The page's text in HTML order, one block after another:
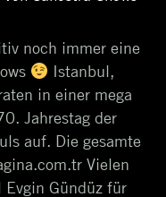
noch immer eine
Istanbul,
in einer mega
Jahrestag der
auf. Die gesamte
Vielen
Evgin Gündüz für